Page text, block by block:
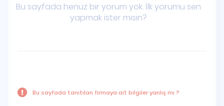
Bu sayfada henüz bir yorum yok. İlk yorumu sen
yapmak ister misin?
Bu sayfada tanıtılan firmaya ait bilgiler yanlış mı ?